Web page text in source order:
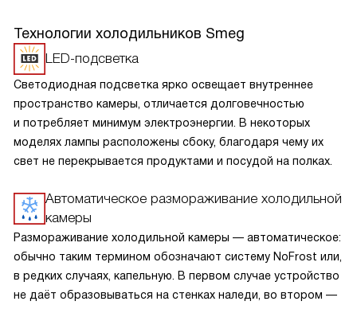
Технологии холодильников Smeg
LED-подсветка
Светодиодная подсветка ярко освещает внутреннее
пространство камеры, отличается долговечностью
и потребляет минимум электроэнергии. В некоторых
моделях лампы расположены сбоку, благодаря чему их
свет не перекрывается продуктами и посудой на полках.
Автоматическое размораживание холодильной
камеры
Размораживание холодильной камеры — автоматическое:
обычно таким термином обозначают систему NoFrost или,
в редких случаях, капельную. В первом случае устройство
не даёт образовываться на стенках наледи, во втором —